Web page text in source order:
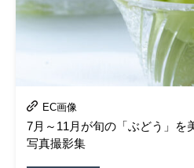
EC画像
7月～11月が旬の「ぶどう」
写真撮影集